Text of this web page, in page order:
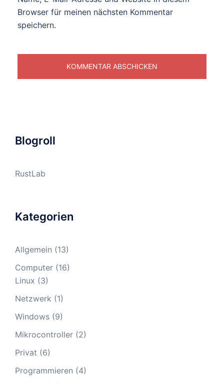
Browser für meinen nächsten Kommentar
speichern.
Blogroll
RustLab
Kategorien
Allgemein (13)
Computer (16)
Linux (3)
Netzwerk (1)
Windows (9)
Mikrocontroller (2)
Privat (6)
Programmieren (4)